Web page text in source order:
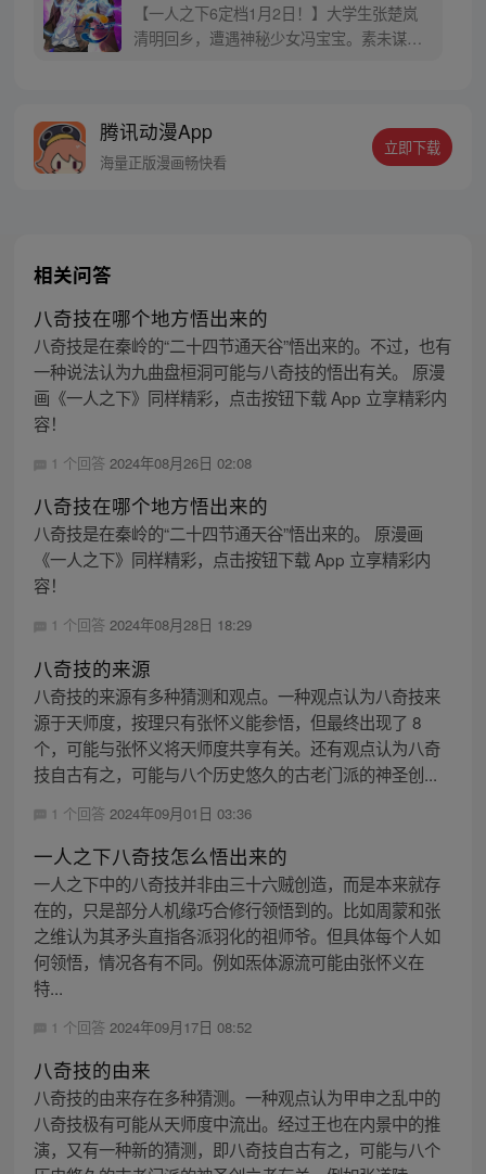
【一人之下6定档1月2日！】大学生张楚岚
清明回乡，遭遇神秘少女冯宝宝。素未谋面
密，张楚岚的生活被彻底颠覆，与冯宝宝一
同踏上“异人”之旅。
腾讯动漫App
海量正版漫画畅快看
立即下载
相关问答
八奇技在哪个地方悟出来的
八奇技是在秦岭的“二十四节通天谷”悟出来的。不过，也有
一种说法认为九曲盘桓洞可能与八奇技的悟出有关。 原漫
画《一人之下》同样精彩，点击按钮下载 App 立享精彩内
容！
1 个回答 2024年08月26日 02:08
八奇技在哪个地方悟出来的
八奇技是在秦岭的“二十四节通天谷”悟出来的。 原漫画
《一人之下》同样精彩，点击按钮下载 App 立享精彩内
容！
1 个回答 2024年08月28日 18:29
八奇技的来源
八奇技的来源有多种猜测和观点。一种观点认为八奇技来
源于天师度，按理只有张怀义能参悟，但最终出现了 8
个，可能与张怀义将天师度共享有关。还有观点认为八奇
技自古有之，可能与八个历史悠久的古老门派的神圣创...
1 个回答 2024年09月01日 03:36
一人之下八奇技怎么悟出来的
一人之下中的八奇技并非由三十六贼创造，而是本来就存
在的，只是部分人机缘巧合修行领悟到的。比如周蒙和张
之维认为其矛头直指各派羽化的祖师爷。但具体每个人如
何领悟，情况各有不同。例如炁体源流可能由张怀义在
特...
1 个回答 2024年09月17日 08:52
八奇技的由来
八奇技的由来存在多种猜测。一种观点认为甲申之乱中的
八奇技极有可能从天师度中流出。经过王也在内景中的推
演，又有一种新的猜测，即八奇技自古有之，可能与八个